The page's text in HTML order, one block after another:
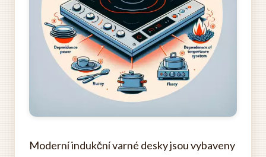
Moderní indukční varné desky jsou vybaveny